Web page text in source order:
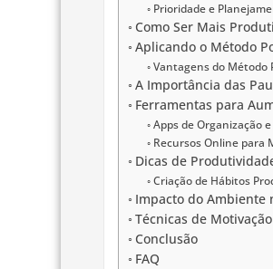
Prioridade e
Como Ser Mais
Aplicando o Método
Vantagens do Método
A Importância das
Ferramentas para
Apps de Organização
Recursos Online para
Dicas de
Criação de Hábitos
Impacto do Ambiente
Técnicas de
Conclusão
FAQ